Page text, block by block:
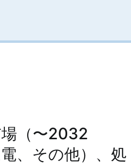
（〜2032
、その他）、処